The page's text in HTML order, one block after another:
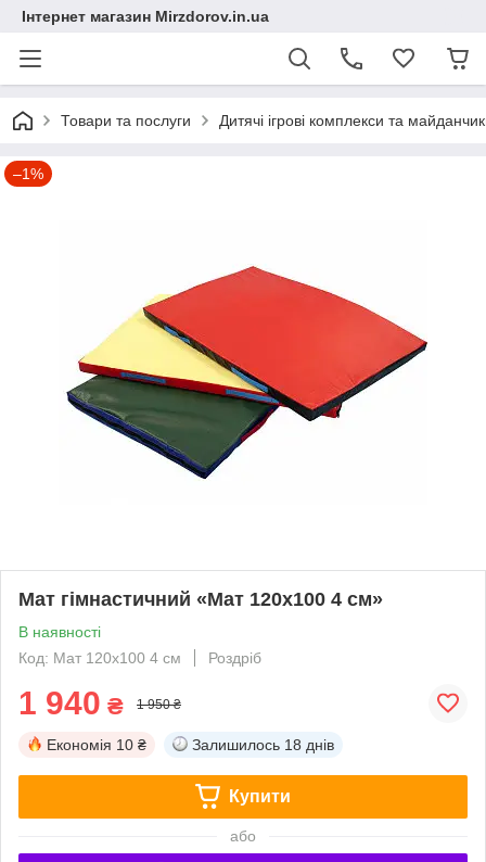
Інтернет магазин Mirzdorov.in.ua
Товари та послуги Дитячі ігрові комплекси та
–1%
Мат гімнастичний «Мат 120х100 4 см»
В наявності
Код: Мат 120х100 4 см
Роздріб
1 940 ₴ 1 950 ₴
Економія 10 ₴ Залишилось 18 днів
Купити
або